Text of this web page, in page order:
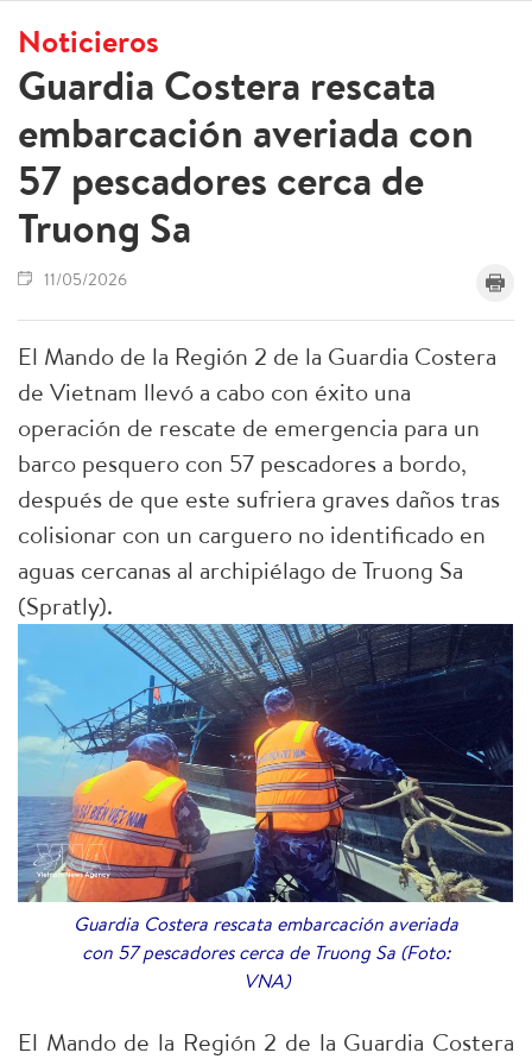
Noticieros
Guardia Costera rescata
embarcación averiada con
57 pescadores cerca de
Truong Sa
11/05/2026
El Mando de la Región 2 de la Guardia Costera
de Vietnam llevó a cabo con éxito una
operación de rescate de emergencia para un
barco pesquero con 57 pescadores a bordo,
después de que este sufriera graves daños tras
colisionar con un carguero no identificado en
aguas cercanas al archipiélago de Truong Sa
(Spratly).
Guardia Costera rescata embarcación averiada
con 57 pescadores cerca de Truong Sa (Foto:
VNA)
El Mando de la Región 2 de la Guardia Costera